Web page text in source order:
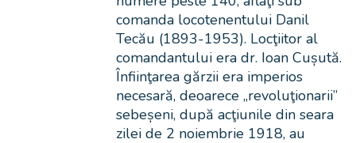
comanda locotenentului Danil
Tecău (1893-1953). Locţiitor al
comandantului era dr. Ioan Cușută.
Înfiinţarea gărzii era imperios
necesară, deoarece „revoluţionarii”
sebeșeni, după acţiunile din seara
zilei de 2 noiembrie 1918, au